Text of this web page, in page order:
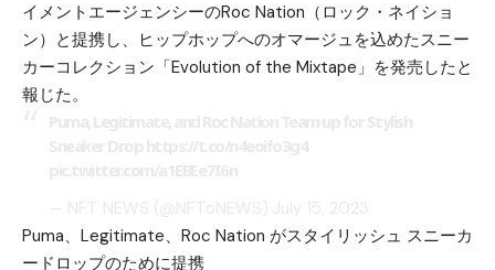
イメントエージェンシーのRoc Nation（ロック・ネイショ
ン）と提携し、ヒップホップへのオマージュを込めたスニー
カーコレクション「Evolution of the Mixtape」を発売したと
報じた。
Puma、Legitimate、Roc Nation がスタイリッシュ スニーカ
ードロップのために提携